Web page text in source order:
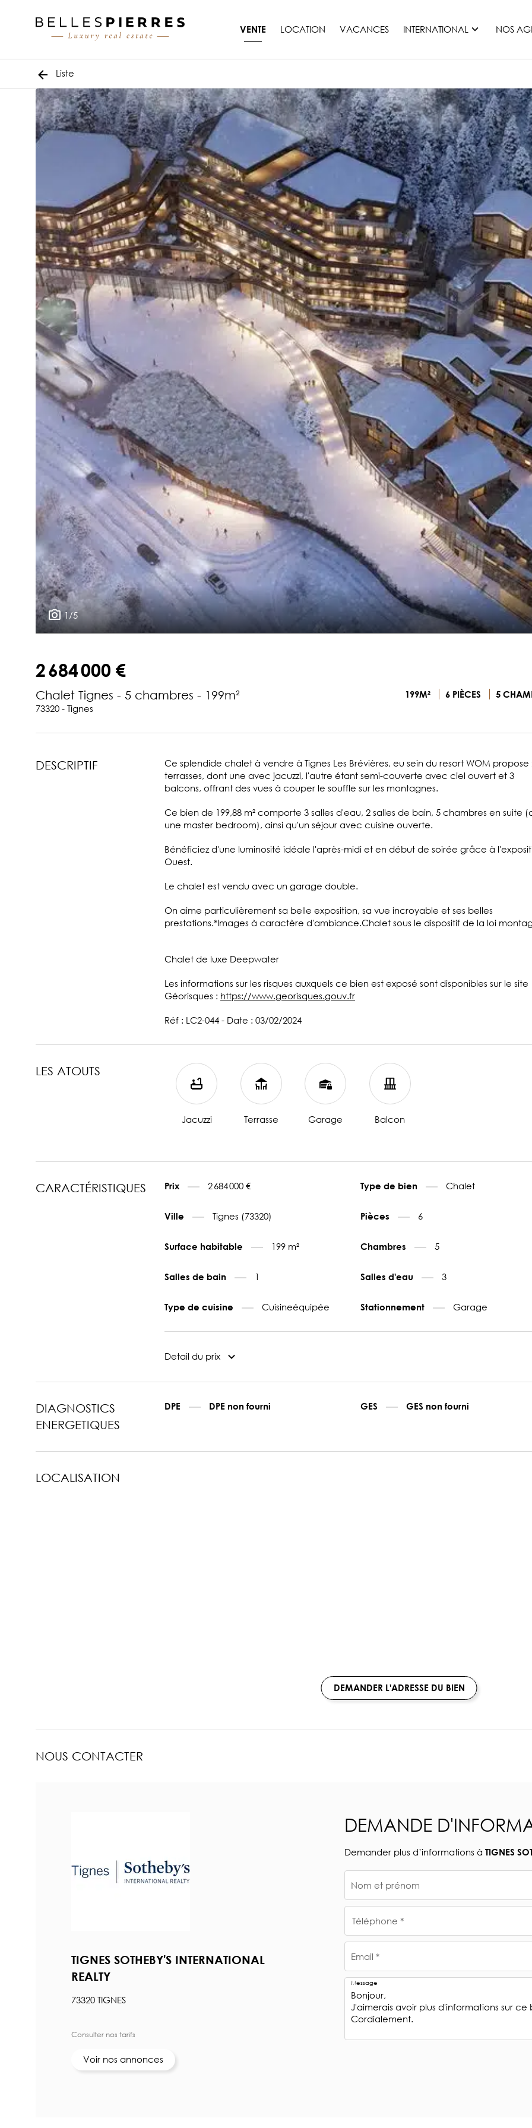
VENTE LOCATION VACANCES INTERNATIONAL
France
Maurice
Monaco
Maroc
Espagne
Etats-unis
Suisse
Tous les pays
NOS
Liste
1/5
2 684 000 €
Chalet Tignes - 5 chambres - 199m²
73320 - Tignes
199M² 6 PIÈCES 5
DESCRIPTIF
Ce splendide chalet à vendre à Tignes Les Brévières, eu sein du resort WOM propose
terrasses, dont une avec jacuzzi, l'autre étant semi-couverte avec ciel ouvert et 3
balcons, offrant des vues à couper le souffle sur les montagnes.
Ce bien de 199,88 m² comporte 3 salles d'eau, 2 salles de bain, 5 chambres en suite
une master bedroom), ainsi qu'un séjour avec cuisine ouverte.
Bénéficiez d'une luminosité idéale l'après-midi et en début de soirée grâce à
Ouest.
Le chalet est vendu avec un garage double.
On aime particulièrement sa belle exposition, sa vue incroyable et ses belles
prestations.*Images à caractère d'ambiance.Chalet sous le dispositif de la loi
Chalet de luxe Deepwater
Les informations sur les risques auxquels ce bien est exposé sont disponibles sur le site
Géorisques : https://www.georisques.gouv.fr
Réf : LC2-044 - Date : 03/02/2024
LES ATOUTS
Jacuzzi Terrasse Garage Balcon
CARACTÉRISTIQUES Prix 2 684 000 € Type de bien Chalet
Ville Tignes (73320) Pièces 6
Surface habitable 199 m² Chambres 5
Salles de bain 1 Salles d'eau 3
Type de cuisine Cuisineéquipée Stationnement Garage
Detail du prix
DIAGNOSTICS
ENERGETIQUES
DPE DPE non fourni GES GES non fourni
LOCALISATION
DEMANDER L'ADRESSE DU BIEN
NOUS CONTACTER
TIGNES SOTHEBY'S INTERNATIONAL
REALTY
73320 TIGNES
Consulter nos tarifs
Voir nos annonces
DEMANDE
Demander plus d’informations à TIGNES
Nom et prénom
Téléphone *
Email *
Message